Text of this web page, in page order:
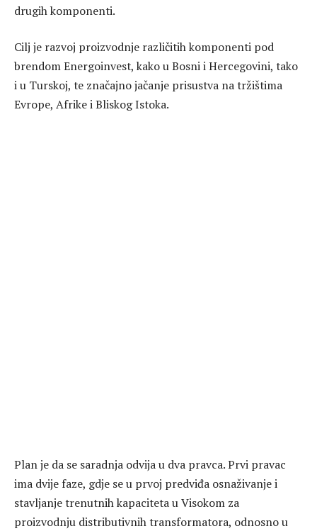
drugih komponenti.
Cilj je razvoj proizvodnje različitih komponenti pod
brendom Energoinvest, kako u Bosni i Hercegovini, tako
i u Turskoj, te značajno jačanje prisustva na tržištima
Evrope, Afrike i Bliskog Istoka.
Plan je da se saradnja odvija u dva pravca. Prvi pravac
ima dvije faze, gdje se u prvoj predviđa osnaživanje i
stavljanje trenutnih kapaciteta u Visokom za
proizvodnju distributivnih transformatora, odnosno u